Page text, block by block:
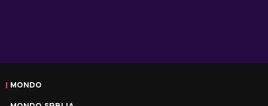
MONDO